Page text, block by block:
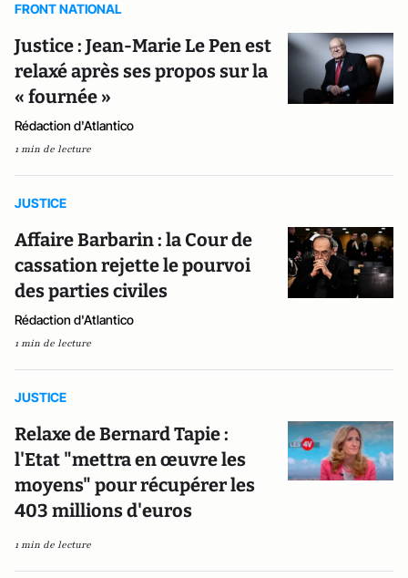
FRONT NATIONAL
Justice : Jean-Marie Le Pen est
relaxé après ses propos sur la
« fournée »
Rédaction d'Atlantico
1 min de lecture
JUSTICE
Affaire Barbarin : la Cour de
cassation rejette le pourvoi
des parties civiles
Rédaction d'Atlantico
1 min de lecture
JUSTICE
Relaxe de Bernard Tapie :
l'Etat "mettra en œuvre les
moyens" pour récupérer les
403 millions d'euros
1 min de lecture